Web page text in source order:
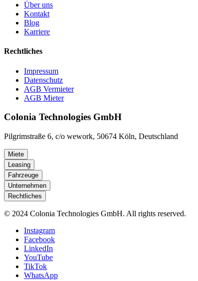
Über uns
Kontakt
Blog
Karriere
Rechtliches
Impressum
Datenschutz
AGB Vermieter
AGB Mieter
Colonia Technologies GmbH
Pilgrimstraße 6, c/o wework, 50674 Köln, Deutschland
Miete
Leasing
Fahrzeuge
Unternehmen
Rechtliches
© 2024 Colonia Technologies GmbH. All rights reserved.
Instagram
Facebook
LinkedIn
YouTube
TikTok
WhatsApp